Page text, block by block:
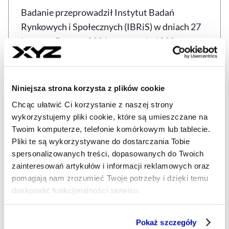
Niniejsza strona korzysta z plików cookie
Chcąc ułatwić Ci korzystanie z naszej strony
wykorzystujemy pliki cookie, które są umieszczane na
Twoim komputerze, telefonie komórkowym lub tablecie.
Pliki te są wykorzystywane do dostarczania Tobie
spersonalizowanych treści, dopasowanych do Twoich
zainteresowań artykułów i informacji reklamowych oraz
pomagają nam zrozumieć Twoje potrzeby i dzięki temu
doskonalić funkcjonalności serwisu.
Pokaż szczegóły
Badanie przeprowadził Instytut Badań
Rynkowych i Społecznych (IBRiS) w dniach 27
lutego – 5 marca 2026 r. na grupie 1000
dorosłych Polaków.
marcu 2026 r. Nastąpiło pogorszenie
nastrojów
Źródło: PAP
Tagi GOSPODARKA KONSUMENCI